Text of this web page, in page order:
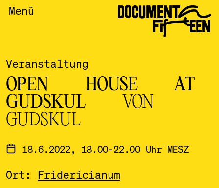
Menü DOCUMENTA
FIFTEEN
Veranstaltung
OPEN HOUSE AT
GUDSKUL VON
GUDSKUL
18.6.2022, 18.00-22.00 Uhr MESZ
Ort: Fridericianum